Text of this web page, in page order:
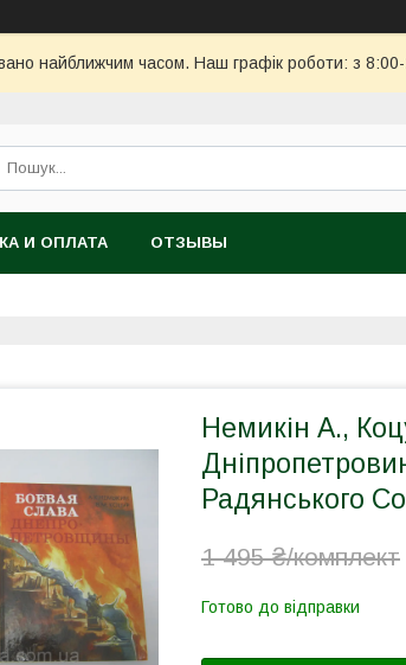
найближчим часом. Наш графік роботи: з 8:00-
И ОПЛАТА ОТЗЫВЫ
Немикін А.,
Радянського
1 495 ₴/комплект
Готово до відправки